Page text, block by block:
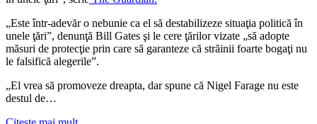
„Este într-adevăr o nebunie ca el să destabilizeze situaţia politică în
unele ţări”, denunţă Bill Gates şi le cere ţărilor vizate „să adopte
măsuri de protecţie prin care să garanteze că străinii foarte bogaţi nu
le falsifică alegerile”.
„El vrea să promoveze dreapta, dar spune că Nigel Farage nu este
destul de…